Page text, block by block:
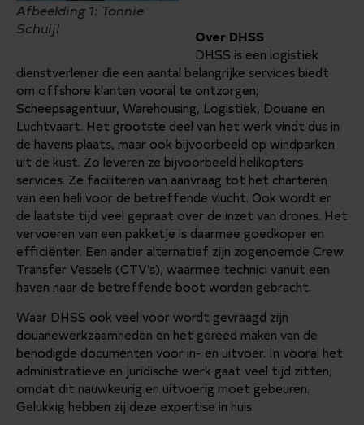
Afbeelding 1: Tonnie
Schuijl
Over DHSS
DHSS is een logistiek
dienstverlener die een aantal belangrijke services biedt
om offshore klanten vooral te ontzorgen;
Scheepsagentuur, Warehousing, Logistiek, Douane en
Luchtvaart. Het grootste deel van het werk vindt dus in
de havens plaats, maar ook bijvoorbeeld op windparken
uit de kust. Zo leveren ze bijvoorbeeld helikopters
services. Ze faciliteren van aanvraag tot het charteren
van een heli voor de betreffende vlucht. Ook wordt er
de laatste tijd veel gepraat over de inzet van drones. Het
vervoeren van een pakketje is daarmee goedkoper en
efficiënter. Een ander alternatief zijn zogenoemde Crew
Transfer Vessels (CTV’s), waarmee technici vanuit een
haven naar de betreffende boot worden gebracht.
Waar DHSS ook veel voor wordt gevraagd zijn
douanewerkzaamheden en het gereed maken van de
benodigde documenten voor in- en uitvoer. In vooral het
administratieve en juridische werk gaat veel tijd zitten,
omdat dit nauwkeurig en uitvoerig moet gebeuren.
Gelukkig hebben zij deze expertise in huis.